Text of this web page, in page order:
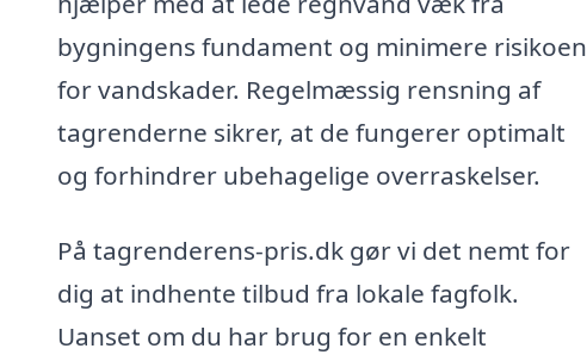
bygningens fundament og minimere risikoen
for vandskader. Regelmæssig rensning af
tagrenderne sikrer, at de fungerer optimalt
og forhindrer ubehagelige overraskelser.
På tagrenderens-pris.dk gør vi det nemt for
dig at indhente tilbud fra lokale fagfolk.
Uanset om du har brug for en enkelt